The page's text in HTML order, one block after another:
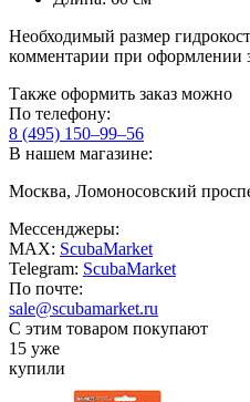
Необходимый размер
комментарии при оформлении
Также оформить заказ можно
По телефону:
8 (495) 150–99–56
В нашем магазине:
Москва, Ломоносовский
Мессенджеры:
MAX: ScubaMarket
Telegram: ScubaMarket
По почте:
sale@scubamarket.ru
С этим товаром покупают
15 уже
купили